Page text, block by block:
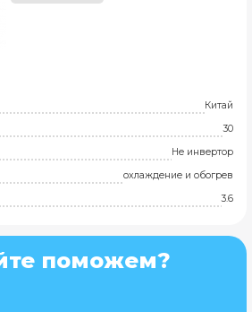
Китай
30
Не инвертор
охлаждение и обогрев
3.6
поможем?